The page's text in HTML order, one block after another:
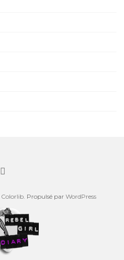
Colorlib . Propulsé par WordPress